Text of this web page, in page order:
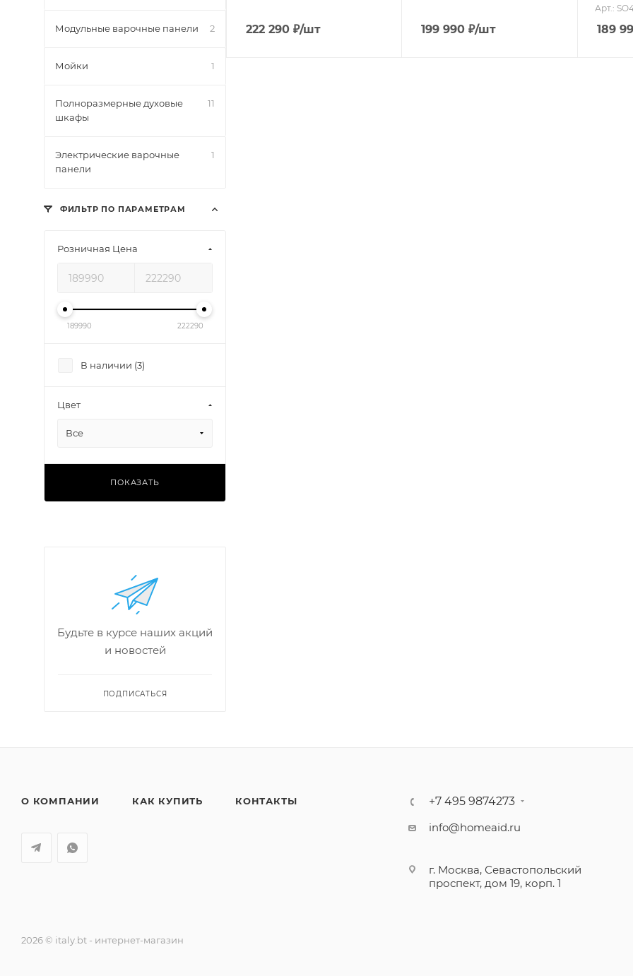
222 290 ₽/шт 199 990 ₽/шт
Арт.:
189
Модульные варочные панели 2
Мойки 1
Полноразмерные духовые
шкафы
11
Электрические варочные
панели
1
ФИЛЬТР ПО ПАРАМЕТРАМ
Розничная Цена
189990 222290
В наличии (3)
Цвет
Все
ПОКАЗАТЬ
Будьте в курсе наших акций
и новостей
ПОДПИСАТЬСЯ
О КОМПАНИИ КАК КУПИТЬ КОНТАКТЫ
+7 495 9874273
info@homeaid.ru
г. Москва, Севастопольский
проспект, дом 19, корп. 1
2026 © italy.bt - интернет-магазин